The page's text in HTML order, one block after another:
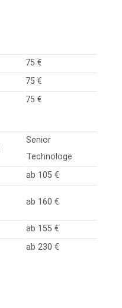
75 €
75 €
75 €
Senior
Technologe
ab 105 €
ab 160 €
ab 155 €
ab 230 €